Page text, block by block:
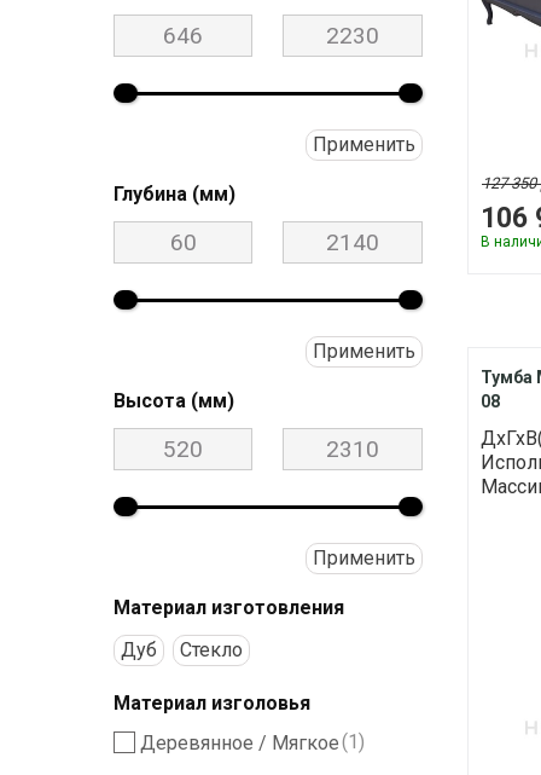
Шкаф для одежды
Применить
Глубина (мм)
Применить
Высота (мм)
Применить
Материал изготовления
Дуб
Стекло
Материал изголовья
Деревянное / Мягкое(1)
106
127 350
В
Тумба
08